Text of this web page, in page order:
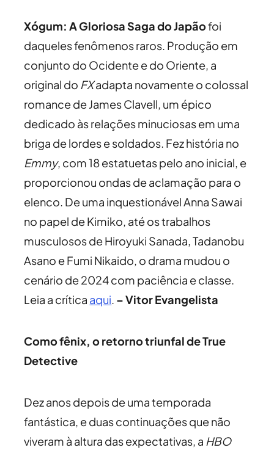
Xógum: A Gloriosa Saga do Japãofoi
daqueles fenômenos raros. Produção em
conjunto do Ocidente e do Oriente, a
original do FXadapta novamente o colossal
romance de James Clavell, um épico
dedicado às relações minuciosas em uma
briga de lordes e soldados. Fez história no
Emmy, com 18 estatuetas pelo ano inicial, e
proporcionou ondas de aclamação para o
elenco. De uma inquestionável Anna Sawai
no papel de Kimiko, até os trabalhos
musculosos de Hiroyuki Sanada, Tadanobu
Asano e Fumi Nikaido, o drama mudou o
cenário de 2024 com paciência e classe.
Leia a crítica aqui. – Vitor Evangelista
Como fênix, o retorno triunfal de True
Detective
Dez anos depois de uma temporada
fantástica, e duas continuações que não
viveram à altura das expectativas, a HBO